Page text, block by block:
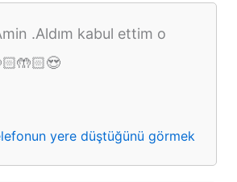
.Aldım kabul ettim o
yere düştüğünü görmek